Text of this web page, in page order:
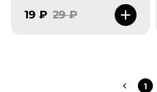
19 ₽ 29 ₽
1